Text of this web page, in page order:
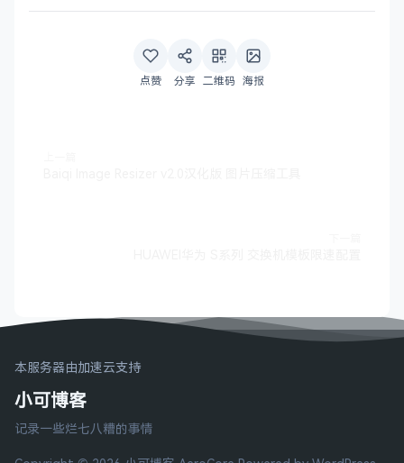
点赞 分享 二维码 海报
本服务器由加速云支持
小可博客
记录一些烂七八糟的事情